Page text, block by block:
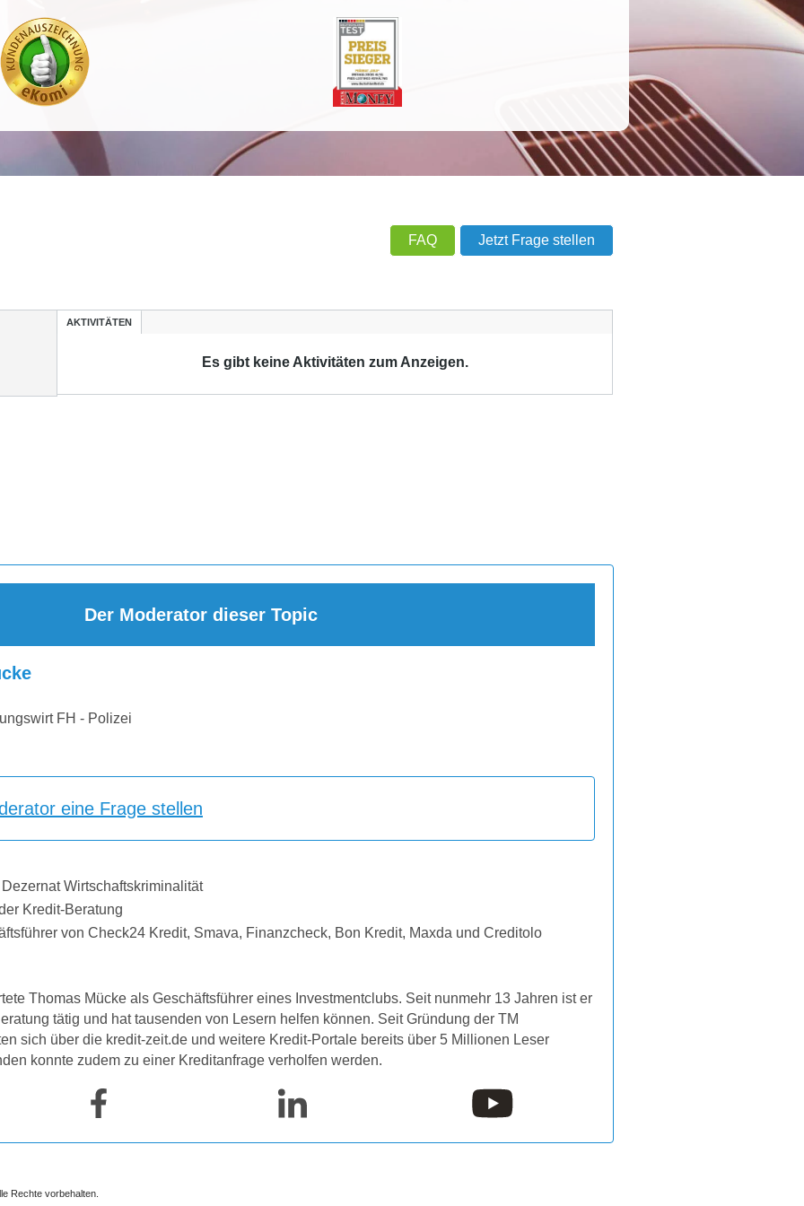
FAQ Jetzt Frage stellen
AKTIVITÄTEN
Es gibt keine Aktivitäten zum Anzeigen.
Der Moderator dieser Topic
FH - Polizei
eine Frage stellen
Wirtschaftskriminalität
Kredit-Beratung
von Check24 Kredit, Smava, Finanzcheck, Bon Kredit, Maxda und Creditolo
Thomas Mücke als Geschäftsführer eines Investmentclubs. Seit nunmehr 13 Jahren ist er
tätig und hat tausenden von Lesern helfen können. Seit Gründung der TM
sich über die kredit-zeit.de und weitere Kredit-Portale bereits über 5 Millionen Leser
konnte zudem zu einer Kreditanfrage verholfen werden.
Rechte vorbehalten.